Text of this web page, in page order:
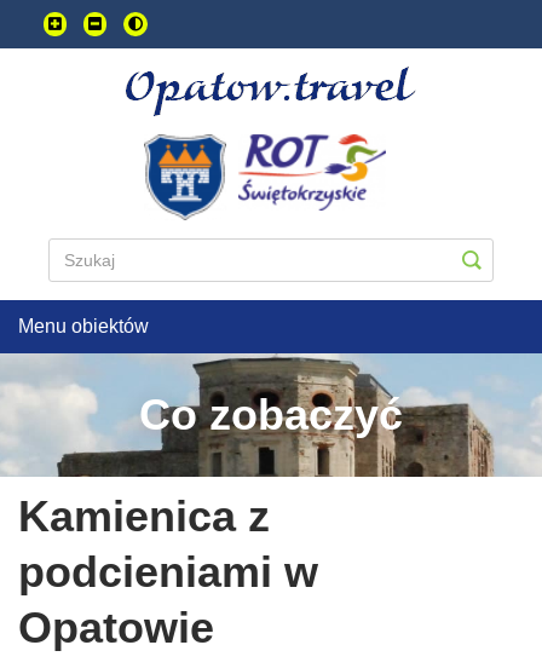
Przejdź
do
Menu obiektów
Co zobaczyć
Kamienica z
podcieniami w
Opatowie